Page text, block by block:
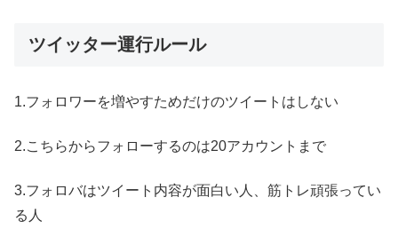
ツイッター運行ルール
1.フォロワーを増やすためだけのツイートはしない
2.こちらからフォローするのは20アカウントまで
3.フォロバはツイート内容が面白い人、筋トレ頑張ってい
る人